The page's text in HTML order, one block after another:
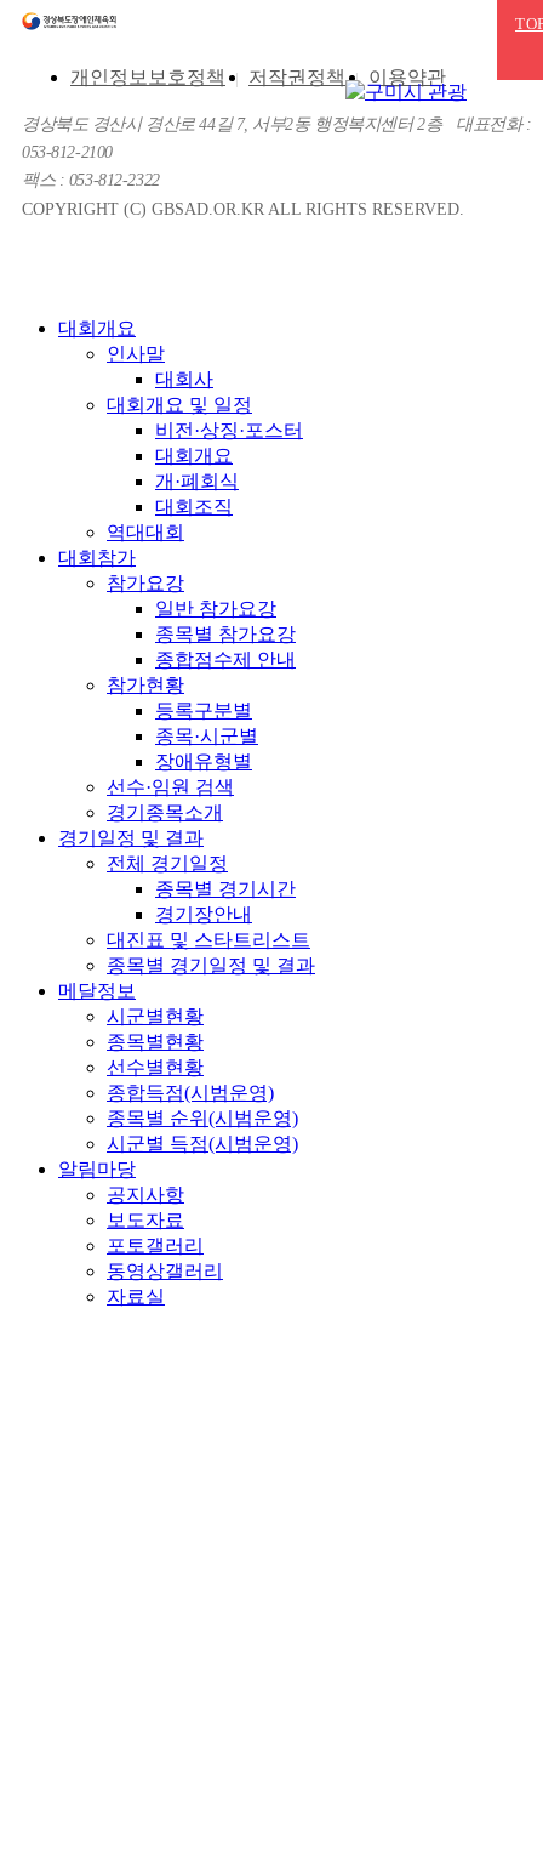
개인정보보호정책 저작권정책 이용약관
경상북도 경산시 경산로 44길 7, 서부2동 행정복지센터 2층
대표전화 :
053-812-2100
팩스 : 053-812-2322
COPYRIGHT (C) GBSAD.OR.KR ALL RIGHTS RESERVED.
대회개요
인사말
대회사
대회개요 및 일정
비전·상징·포스터
대회개요
개·폐회식
대회조직
역대대회
대회참가
참가요강
일반 참가요강
종목별 참가요강
종합점수제 안내
참가현황
등록구분별
종목·시군별
장애유형별
선수·임원 검색
경기종목소개
경기일정 및 결과
전체 경기일정
종목별 경기시간
경기장안내
대진표 및 스타트리스트
종목별 경기일정 및 결과
메달정보
시군별현황
종목별현황
선수별현황
종합득점(시범운영)
종목별 순위(시범운영)
시군별 득점(시범운영)
알림마당
공지사항
보도자료
포토갤러리
동영상갤러리
자료실